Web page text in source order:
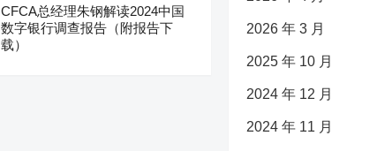
CFCA总经理朱钢解读2024中国
数字银行调查报告（附报告下
载）
2026 年 3 月
2025 年 10 月
2024 年 12 月
2024 年 11 月